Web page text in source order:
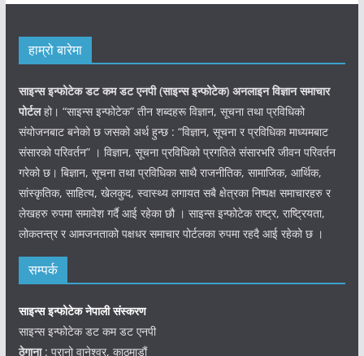
हाम्रो बारेमा
साइन्स इन्फोटेक डट कम डट एनपी (साइन्सइन्फोटेक) अनलाइन विज्ञान समाचार
पोर्टलहो। “साइन्स इन्फोटेक” तीन शब्दहरू विज्ञान, सूचना तथा प्रविधिको
संयोजनबाट बनेको छ जसको अर्थ हुन्छ : “विज्ञान, सूचना र प्रविधिका माध्यमबाट
संसारको परिवर्तन” । विज्ञान, सूचना प्रविधिको प्रगतिले संसारभरि जीवन परिवर्तन
गरेको छ। बिज्ञान, सूचना तथा प्रविधिका साथै राजनीतिक, सामाजिक, आर्थिक,
सांस्कृतिक, साहित्य, खेलकुद, स्वास्थ्य लगायत सबै क्षेत्रका निष्पक्ष समाचारहरु र
लेखहरु रुपमा समावेश गर्दै आई रहेका छौ । साइन्स इन्फोटेक राष्ट्र, राष्ट्रियता,
लोकतन्त्र र आमजनताको पक्षधर समाचार पोर्टलका रुपमा रहदै आई रहेको छ ।
सम्पर्क
साइन्स इन्फोटेक नेपाली संस्करण
साइन्स इन्फोटेक डट कम डट एनपी
ठेगाना: पुरानो वानेश्वर, काठमाडौं